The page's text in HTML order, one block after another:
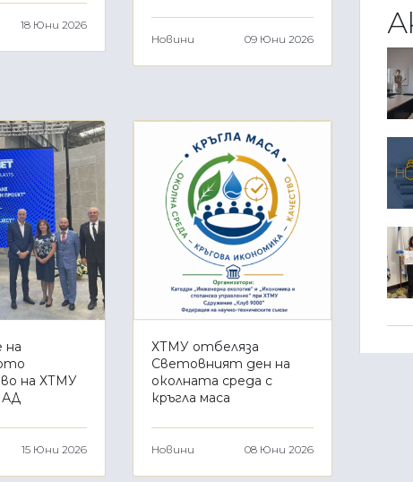
18 Юни 2026
Новини 09 Юни 2026
на
на ХТМУ
АД
15 Юни 2026
ХТМУ отбеляза
Световният ден на
околната среда с
кръгла маса
Новини 08 Юни 2026